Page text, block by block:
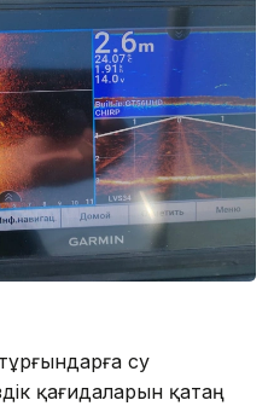
су
қағидаларын қатаң